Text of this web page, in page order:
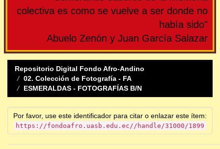
colectiva es como se vuelve a ser donde no
había sido"
Abuelo Zenón y Juan García Salazar
Repositorio Digital Fondo Afro-Andino
02. Colección de Fotografía - FA
ESMERALDAS - FOTOGRAFÍAS B/N
Por favor, use este identificador para citar o enlazar este ítem:
https://fondoafro.uasb.edu.ec//handle/31000/1899